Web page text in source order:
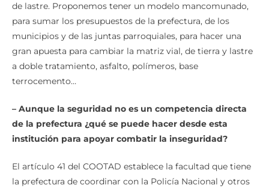
de lastre. Proponemos tener un modelo mancomunado,
para sumar los presupuestos de la prefectura, de los
municipios y de las juntas parroquiales, para hacer una
gran apuesta para cambiar la matriz vial, de tierra y lastre
a doble tratamiento, asfalto, polímeros, base
terrocemento…
– Aunque la seguridad no es un competencia directa
de la prefectura ¿qué se puede hacer desde esta
institución para apoyar combatir la inseguridad?
El artículo 41 del COOTAD establece la facultad que tiene
la prefectura de coordinar con la Policía Nacional y otros